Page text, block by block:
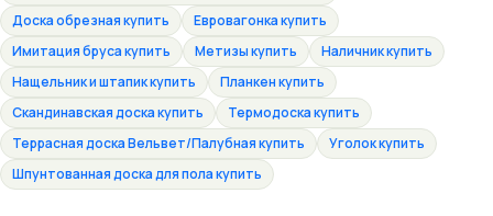
Доска обрезная купить
Евровагонка купить
Имитация бруса купить
Метизы купить
Наличник купить
Нащельник и штапик купить
Планкен купить
Скандинавская доска купить
Термодоска купить
Террасная доска Вельвет/Палубная купить
Уголок купить
Шпунтованная доска для пола купить